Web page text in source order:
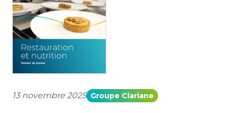
13 novembre 2025 Groupe Clariane